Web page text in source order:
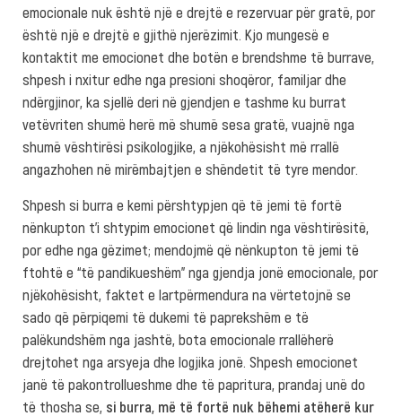
emocionale nuk është një e drejtë e rezervuar për gratë, por
është një e drejtë e gjithë njerëzimit. Kjo mungesë e
kontaktit me emocionet dhe botën e brendshme të burrave,
shpesh i nxitur edhe nga presioni shoqëror, familjar dhe
ndërgjinor, ka sjellë deri në gjendjen e tashme ku burrat
vetëvriten shumë herë më shumë sesa gratë, vuajnë nga
shumë vështirësi psikologjike, a njëkohësisht më rrallë
angazhohen në mirëmbajtjen e shëndetit të tyre mendor.
Shpesh si burra e kemi përshtypjen që të jemi të fortë
nënkupton t’i shtypim emocionet që lindin nga vështirësitë,
por edhe nga gëzimet; mendojmë që nënkupton të jemi të
ftohtë e “të pandikueshëm” nga gjendja jonë emocionale, por
njëkohësisht, faktet e lartpërmendura na vërtetojnë se
sado që përpiqemi të dukemi të paprekshëm e të
palëkundshëm nga jashtë, bota emocionale rrallëherë
drejtohet nga arsyeja dhe logjika jonë. Shpesh emocionet
janë të pakontrollueshme dhe të papritura, prandaj unë do
të thosha se, si burra, më të fortë nuk bëhemi atëherë kur